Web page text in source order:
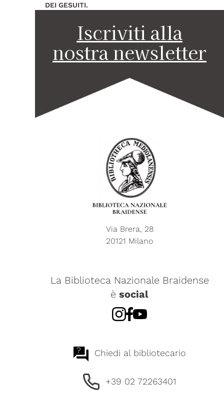
DEI GESUITI.
Iscriviti alla
nostra newsletter
Via Brera, 28
20121 Milano
La Biblioteca Nazionale Braidense
è social
? Chiedi al bibliotecario
+39 02 72263401